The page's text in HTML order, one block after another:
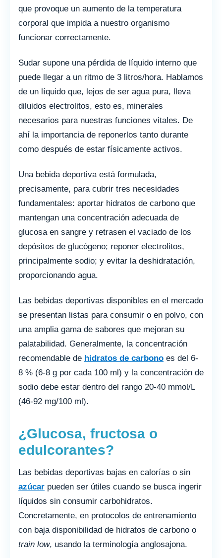
que provoque un aumento de la temperatura
corporal que impida a nuestro organismo
funcionar correctamente.
Sudar supone una pérdida de líquido interno que
puede llegar a un ritmo de 3 litros/hora. Hablamos
de un líquido que, lejos de ser agua pura, lleva
diluidos electrolitos, esto es, minerales
necesarios para nuestras funciones vitales. De
ahí la importancia de reponerlos tanto durante
como después de estar físicamente activos.
Una bebida deportiva está formulada,
precisamente, para cubrir tres necesidades
fundamentales: aportar hidratos de carbono que
mantengan una concentración adecuada de
glucosa en sangre y retrasen el vaciado de los
depósitos de glucógeno; reponer electrolitos,
principalmente sodio; y evitar la deshidratación,
proporcionando agua.
Las bebidas deportivas disponibles en el mercado
se presentan listas para consumir o en polvo, con
una amplia gama de sabores que mejoran su
palatabilidad. Generalmente, la concentración
recomendable de hidratos de carbono es del 6-
8 % (6-8 g por cada 100 ml) y la concentración de
sodio debe estar dentro del rango 20-40 mmol/L
(46-92 mg/100 ml).
¿Glucosa, fructosa o
edulcorantes?
Las bebidas deportivas bajas en calorías o sin
azúcar pueden ser útiles cuando se busca ingerir
líquidos sin consumir carbohidratos.
Concretamente, en protocolos de entrenamiento
con baja disponibilidad de hidratos de carbono o
train low, usando la terminología anglosajona.